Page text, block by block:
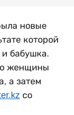
новые
которой
и бабушка.
женщины
а затем
со